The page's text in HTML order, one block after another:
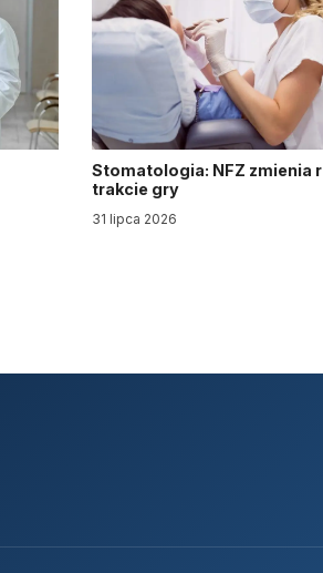
Stomatologia: NFZ zmienia
trakcie gry
31 lipca 2026